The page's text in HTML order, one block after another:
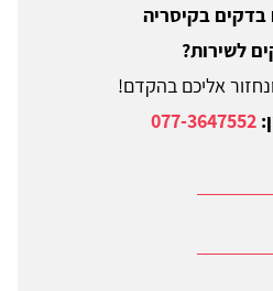
בדקים בקיסריה
לשירות?
אליכם בהקדם!
077-3647552